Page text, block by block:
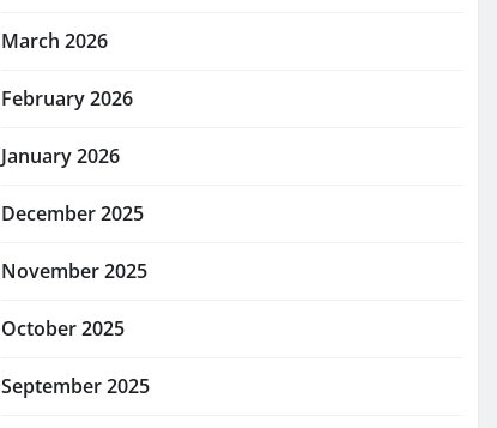
March 2026
February 2026
January 2026
December 2025
November 2025
October 2025
September 2025